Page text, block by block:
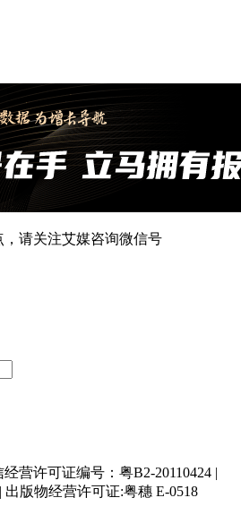
请关注艾媒咨询微信号
营许可证编号：粤B2-20110424 |
| 出版物经营许可证:粤穗 E-0518